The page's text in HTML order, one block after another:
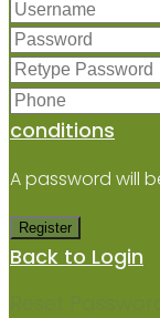
conditions
A password will
Register
Back to Login
Reset